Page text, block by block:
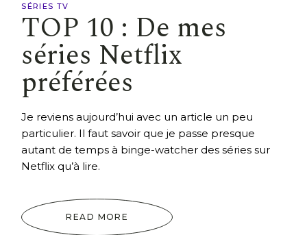
SÉRIES TV
TOP 10 : De mes
séries Netflix
préférées
Je reviens aujourd’hui avec un article un peu
particulier. Il faut savoir que je passe presque
autant de temps à binge-watcher des séries sur
Netflix qu’à lire.
READ MORE